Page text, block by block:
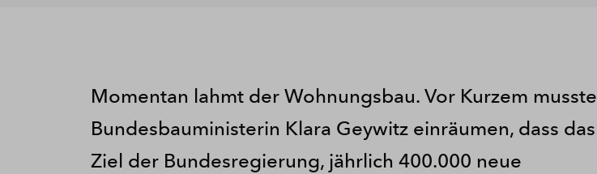
Momentan lahmt der Wohnungsbau. Vor Kurzem musste
Bundesbauministerin Klara Geywitz einräumen, dass das
Ziel der Bundesregierung, jährlich 400.000 neue